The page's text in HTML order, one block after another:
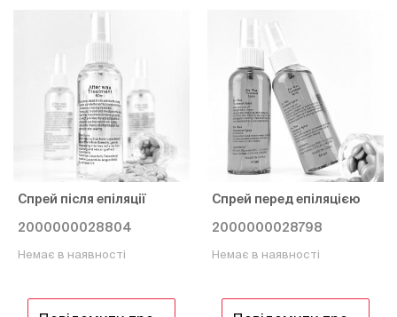
Спрей після епіляції
2000000028804
Немає в наявності
Спрей перед епіляцією
2000000028798
Немає в наявності